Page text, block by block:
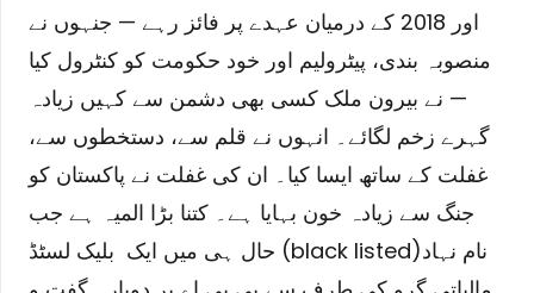
اور 2018 کے درمیان عہدے پر فائز رہے — جنہوں نے
منصوبہ بندی، پیٹرولیم اور خود حکومت کو کنٹرول کیا
— نے بیرون ملک کسی بھی دشمن سے کہیں زیادہ
گہرے زخم لگائے۔ انہوں نے قلم سے، دستخطوں سے،
غفلت کے ساتھ ایسا کیا۔ ان کی غفلت نے پاکستان کو
جنگ سے زیادہ خون بہایا ہے۔ کتنا بڑا المیہ ہے جب
حال ہی میں ایک بلیک لسٹڈ (black listed)نام نہاد